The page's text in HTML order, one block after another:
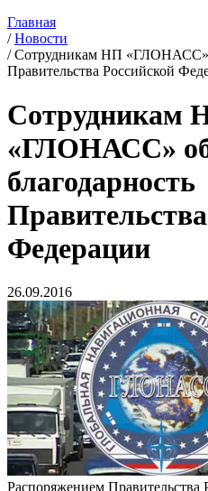
Главная
/Новости
/Сотрудникам НП «ГЛОНАСС»
Правительства Российской
Сотрудникам
«ГЛОНАСС»
благодарность
Федерации
26.09.2016
Распоряжением